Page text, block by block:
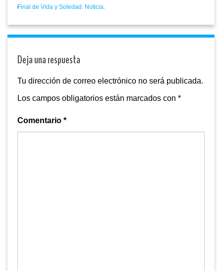
Final de Vida y Soledad. Noticia.
Deja una respuesta
Tu dirección de correo electrónico no será publicada.
Los campos obligatorios están marcados con *
Comentario *